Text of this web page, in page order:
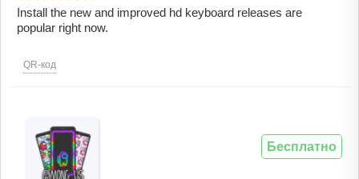
Install the new and improved hd keyboard releases are
popular right now.
QR-код
Бесплатно